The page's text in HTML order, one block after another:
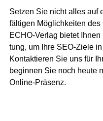
Set­zen Sie nicht alles auf
fäl­ti­gen Mög­lich­kei­ten
ECHO-Ver­lag bie­tet
tung, um Ihre SEO-Zie­le
Kon­tak­tie­ren Sie uns für
begin­nen Sie noch heu­te
Online-Präsenz.